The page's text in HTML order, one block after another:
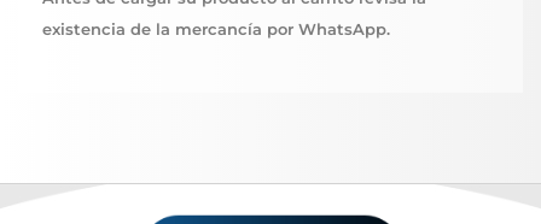
existencia de la mercancía por WhatsApp.